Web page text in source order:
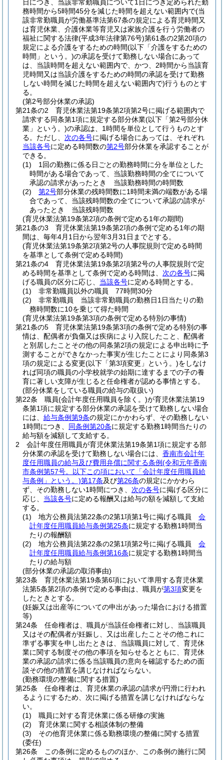
日につき、当該非常勤職員について1日につき定められた勤
務時間から5時間45分を減じた時間を超えない範囲内で(当
該非常勤職員が労働基準法第67条の規定による育児時間又
は育児休業、介護休業等育児又は家族介護を行う労働者の
福祉に関する法律(平成3年法律第76号)第61条の2第20項の
規定による介護をするための時間(以下「介護をするための
時間」という。)の承認を受けて勤務しない場合にあって
は、当該時間を超えない範囲内で、かつ、2時間から当該育
児時間又は当該介護をするための時間の承認を受けて勤務
しない時間を減じた時間を超えない範囲内で)行うものとす
る。
(第2号部分休業の承認)
第21条の2
育児休業法第19条第2項第2号に掲げる範囲内で
請求する同条第1項に規定する部分休業(以下「第2号部分休
業」という。)の承認は、1時間を単位として行うものとす
る。 ただし、 次の各号に掲げる場合にあっては、それぞれ
当該各号に定める時間数の第2号部分休業を承認することが
できる。
(1)
1回の勤務に係る日ごとの勤務時間に分を単位とした
時間がある場合であって、当該勤務時間の全てについて
承認の請求があったとき 当該勤務時間の時間数
(2)
第2号部分休業の残時間数に1時間未満の端数がある場
合であって、当該残時間数の全てについて承認の請求が
あったとき 当該残時間数
(育児休業法第19条第2項の条例で定める1年の期間)
第21条の3
育児休業法第19条第2項の条例で定める1年の期
間は、毎年4月1日から翌年3月31日までとする。
(育児休業法第19条第2項第2号の人事院規則で定める時間
を基準として条例で定める時間)
第21条の4
育児休業法第19条第2項第2号の人事院規則で定
める時間を基準として条例で定める時間は、 次の各号に掲
げる職員の区分に応じ、 当該各号に定める時間とする。
(1)
非常勤職員以外の職員 77時間30分
(2)
非常勤職員 当該非常勤職員の勤務日1日当たりの勤
務時間数に10を乗じて得た時間
(育児休業法第19条第3項の条例で定める特別の事情)
第21条の5
育児休業法第19条第3項の条例で定める特別の事
情は、配偶者が負傷又は疾病により入院したこと、配偶者
と別居したことその他の同条第2項の規定による申出時に予
測することができなかった事実が生じたことにより同条第3
項の規定による変更(以下「第3項変更」という。)をしなけ
れば同項の職員の小学校就学の始期に達するまでの子の養
育に著しい支障が生じると任命権者が認める事情とする。
(部分休業をしている職員の給与の取扱い)
第22条
職員(会計年度任用職員を除く。)が育児休業法第19
条第1項に規定する部分休業の承認を受けて勤務しない場合
には、 給与条例第9条の規定にかかわらず、その勤務しない
1時間につき、 同条例第20条に規定する勤務1時間当たりの
給与額を減額して支給する。
2
会計年度任用職員が育児休業法第19条第1項に規定する部
分休業の承認を受けて勤務しない場合には、 香南市会計年
度任用職員の給与及び費用弁償に関する条例(令和元年香南
市条例第57号。以下この項において「会計年度任用職員給
与条例」という。)第17条及び第26条の規定にかかわら
ず、その勤務しない1時間につき、 次の各号に掲げる区分に
応じ、 当該各号に定める報酬又は給与の額を減額して支給
する。
(1)
地方公務員法第22条の2第1項第1号に掲げる職員 会
計年度任用職員給与条例第25条に規定する勤務1時間当
たりの報酬額
(2)
地方公務員法第22条の2第1項第2号に掲げる職員 会
計年度任用職員給与条例第16条に規定する勤務1時間当
たりの給与額
(部分休業の承認の取消事由)
第23条
育児休業法第19条第6項において準用する育児休業
法第5条第2項の条例で定める事由は、職員が第3項変更を
したときとする。
(妊娠又は出産等についての申出があった場合における措置
等)
第24条
任命権者は、職員が当該任命権者に対し、当該職員
又はその配偶者が妊娠し、又は出産したことその他これに
準ずる事実を申し出たときは、当該職員に対して、育児休
業に関する制度その他の事項を知らせるとともに、育児休
業の承認の請求に係る当該職員の意向を確認するための面
談その他の措置を講じなければならない。
(勤務環境の整備に関する措置)
第25条
任命権者は、育児休業の承認の請求が円滑に行われ
るようにするため、次に掲げる措置を講じなければならな
い。
(1)
職員に対する育児休業に係る研修の実施
(2)
育児休業に関する相談体制の整備
(3)
その他育児休業に係る勤務環境の整備に関する措置
(委任)
第26条
この条例に定めるもののほか、この条例の施行に関